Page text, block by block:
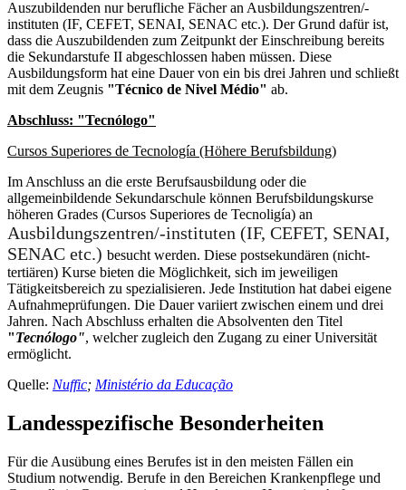
Auszubildenden nur berufliche Fächer an Ausbildungszentren/-
instituten (IF, CEFET, SENAI, SENAC etc.). Der Grund dafür ist,
dass die Auszubildenden zum Zeitpunkt der Einschreibung bereits
die Sekundarstufe II abgeschlossen haben müssen. Diese
Ausbildungsform hat eine Dauer von ein bis drei Jahren und schließt
mit dem Zeugnis "Técnico de Nivel Médio" ab.
Abschluss: "Tecnólogo"
Cursos Superiores de Tecnología (Höhere Berufsbildung)
Im Anschluss an die erste Berufsausbildung oder die
allgemeinbildende Sekundarschule können Berufsbildungskurse
höheren Grades (Cursos Superiores de Tecnoligía) an
Ausbildungszentren/-instituten (IF, CEFET, SENAI,
SENAC etc.) besucht werden. Diese postsekundären (nicht-
tertiären) Kurse bieten die Möglichkeit, sich im jeweiligen
Tätigkeitsbereich zu spezialisieren. Jede Institution hat dabei eigene
Aufnahmeprüfungen. Die Dauer variiert zwischen einem und drei
Jahren. Nach Abschluss erhalten die Absolventen den Titel
"Tecnólogo", welcher zugleich den Zugang zu einer Universität
ermöglicht.
Quelle: Nuffic; Ministério da Educação
Landesspezifische Besonderheiten
Für die Ausübung eines Berufes ist in den meisten Fällen ein
Studium notwendig. Berufe in den Bereichen Krankenpflege und